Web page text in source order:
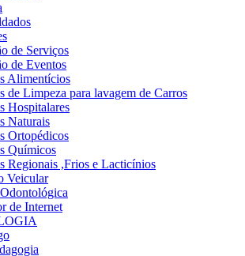
de Serviços
de Eventos
Alimentícios
de Limpeza para lavagem de Carros
Hospitalares
Naturais
Ortopédicos
Químicos
Regionais ,Frios e Lacticínios
Veicular
de Internet